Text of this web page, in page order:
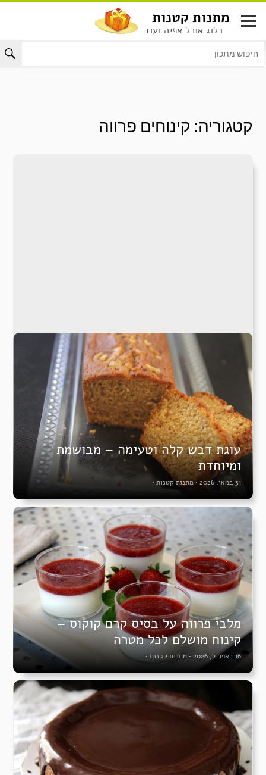
לתוכן
מתנות קטנות
בלוג אוכל אפיה ועוד
קטגוריה: קינוחים פרווה
עוגת דבש קלה וטעימה – מבושמת
ומיוחדת
31 במאי, 2026 •מתנות קטנות •
מלבי פרווה על בסיס קרם קוקוס –
קינוח מושלם לכל מטרה
16 באפריל, 2026 • מתנות קטנות•